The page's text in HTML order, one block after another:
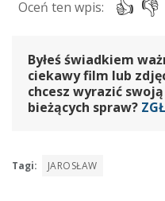
Byłeś świadkiem
ciekawy film lub
chcesz wyrazić
bieżących spraw?
Tagi: JAROSŁAW